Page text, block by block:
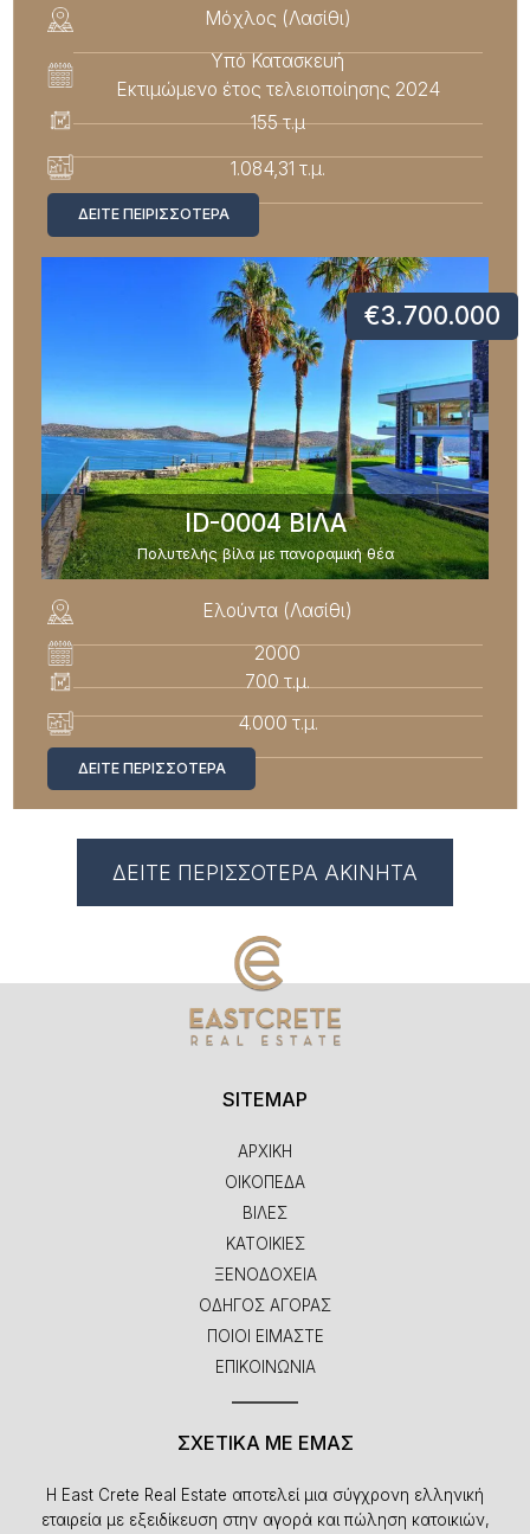
Μόχλος (Λασίθι)
Υπό Κατασκευή
Εκτιμώμενο έτος τελειοποίησης 2024
155 τ.μ
1.084,31 τ.μ.
ΔΕΊΤΕ ΠΕΙΡΙΣΣΌΤΕΡΑ
€3.700.000
ID-0004 ΒΙΛΑ
Πολυτελής βίλα με πανοραμική θέα
Ελούντα (Λασίθι)
2000
700 τ.μ.
4.000 τ.μ.
ΔΕΊΤΕ ΠΕΡΙΣΣΌΤΕΡΑ
ΔΕΙΤΕ ΠΕΡΙΣΣΟΤΕΡΑ ΑΚΙΝΗΤΑ
SITEMAP
ΑΡΧΙΚΗ
ΟΙΚΟΠΕΔΑ
ΒΙΛΕΣ
ΚΑΤΟΙΚΙΕΣ
ΞΕΝΟΔΟΧΕΙΑ
ΟΔΗΓΟΣ ΑΓΟΡΑΣ
ΠΟΙΟΙ ΕΙΜΑΣΤΕ
ΕΠΙΚΟΙΝΩΝΙΑ
ΣΧΕΤΙΚΑ ΜΕ ΕΜΑΣ
Η East Crete Real Estate αποτελεί μια σύγχρονη ελληνική
εταιρεία με εξειδίκευση στην αγορά και πώληση κατοικιών,